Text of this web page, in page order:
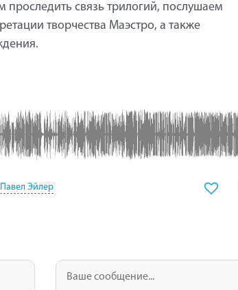
связь трилогий, послушаем
творчества Маэстро, а также
Павел Эйлер